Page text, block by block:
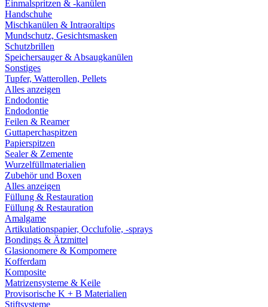
Einmalspritzen & -kanülen
Handschuhe
Mischkanülen & Intraoraltips
Mundschutz, Gesichtsmasken
Schutzbrillen
Speichersauger & Absaugkanülen
Sonstiges
Tupfer, Watterollen, Pellets
Alles anzeigen
Endodontie
Endodontie
Feilen & Reamer
Guttaperchaspitzen
Papierspitzen
Sealer & Zemente
Wurzelfüllmaterialien
Zubehör und Boxen
Alles anzeigen
Füllung & Restauration
Füllung & Restauration
Amalgame
Artikulationspapier, Occlufolie, -sprays
Bondings & Ätzmittel
Glasionomere & Kompomere
Kofferdam
Komposite
Matrizensysteme & Keile
Provisorische K + B Materialien
Stiftsysteme